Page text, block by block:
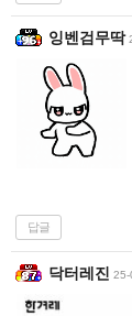
잉벤검무딱
답글
닥터레진 25-